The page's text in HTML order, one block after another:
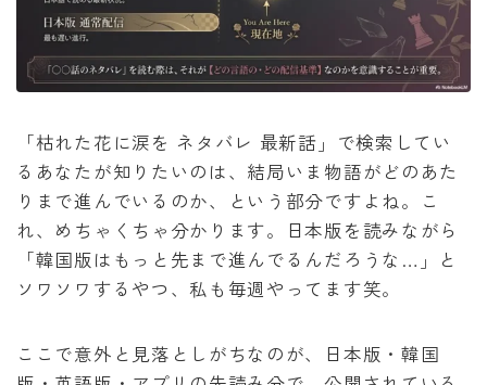
「枯れた花に涙を ネタバレ 最新話」で検索してい
るあなたが知りたいのは、結局いま物語がどのあた
りまで進んでいるのか、という部分ですよね。こ
れ、めちゃくちゃ分かります。日本版を読みながら
「韓国版はもっと先まで進んでるんだろうな…」と
ソワソワするやつ、私も毎週やってます笑。
ここで意外と見落としがちなのが、日本版・韓国